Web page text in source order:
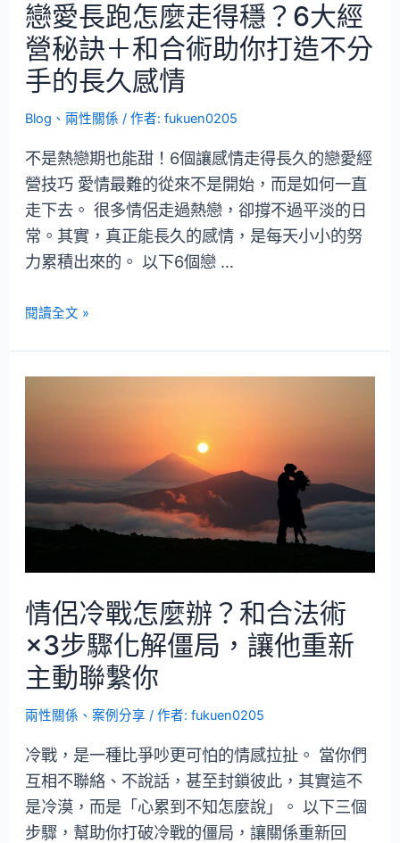
戀愛長跑怎麼走得穩？6大經
營秘訣＋和合術助你打造不分
手的長久感情
Blog 、 兩性關係 / 作者:fukuen0205
不是熱戀期也能甜！6個讓感情走得長久的戀愛經
營技巧 愛情最難的從來不是開始，而是如何一直
走下去。 很多情侶走過熱戀，卻撐不過平淡的日
常。其實，真正能長久的感情，是每天小小的努
力累積出來的。 以下6個戀 …
閱讀全文 »
情侶冷戰怎麼辦？和合法術
×3步驟化解僵局，讓他重新
主動聯繫你
兩性關係 、案例分享 / 作者:fukuen0205
冷戰，是一種比爭吵更可怕的情感拉扯。 當你們
互相不聯絡、不說話，甚至封鎖彼此，其實這不
是冷漠，而是「心累到不知怎麼說」。 以下三個
步驟，幫助你打破冷戰的僵局，讓關係重新回